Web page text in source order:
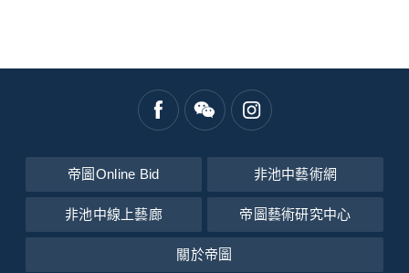
帝圖Online Bid 非池中藝術網
非池中線上藝廊 帝圖藝術研究中心
關於帝圖